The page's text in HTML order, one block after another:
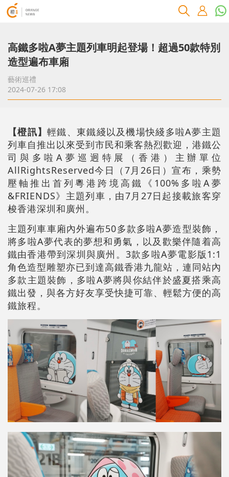
高鐵多啦A夢主題列車明起登場！超過50款特別
造型遍布車廂
藝術巡禮
2024-07-26 17:08
【橙訊】輕鐵、東鐵綫以及機場快綫多啦A夢主題
列車自推出以來受到市民和乘客熱烈歡迎，港鐵公
司與多啦A夢巡迥特展（香港）主辦單位
AllRightsReserved今日（7月26日）宣布，乘勢
壓軸推出首列粵港跨境高鐵《100%多啦A夢
&FRIENDS》主題列車，由7月27日起接載旅客穿
梭香港深圳和廣州。
主題列車車廂內外遍布50多款多啦A夢造型裝飾，
將多啦A夢代表的夢想和勇氣，以及歡樂伴隨着高
鐵由香港帶到深圳與廣州。3款多啦A夢電影版1:1
角色造型雕塑亦已到達高鐵香港九龍站，連同站內
多款主題裝飾，多啦A夢將與你結伴於盛夏搭乘高
鐵出發，與各方好友享受快捷可靠、輕鬆方便的高
鐵旅程。